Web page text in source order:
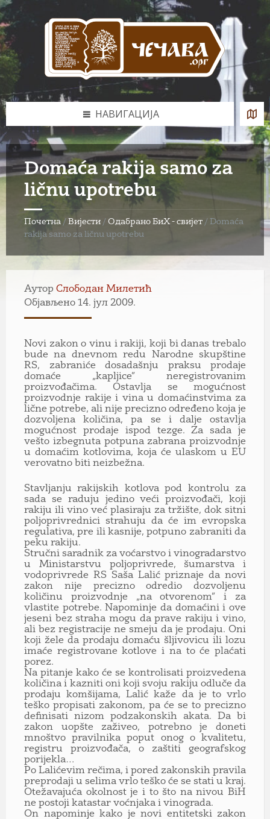
Skip
to
content
Skip
to
left
sidebar
Skip
to
footer
НАВИГАЦИЈА
Domaća rakija samo za
ličnu upotrebu
Почетна / Вијести / Одабрано БиХ - свијет / Domaća
rakija samo za ličnu upotrebu
Аутор Слободан Милетић
Објављено 14. јул 2009.
Novi zakon o vinu i rakiji, koji bi danas trebalo
bude na dnevnom redu Narodne skupštine
RS, zabraniće dosadašnju praksu prodaje
domaće „kapljice” neregistrovanim
proizvođačima. Ostavlja se mogućnost
proizvodnje rakije i vina u domaćinstvima za
lične potrebe, ali nije precizno određeno koja je
dozvoljena količina, pa se i dalje ostavlja
mogućnost prodaje ispod tezge. Za sada je
vešto izbegnuta potpuna zabrana proizvodnje
u domaćim kotlovima, koja će ulaskom u EU
verovatno biti neizbežna.
Stavljanju rakijskih kotlova pod kontrolu za
sada se raduju jedino veći proizvođači, koji
rakiju ili vino već plasiraju za tržište, dok sitni
poljoprivrednici strahuju da će im evropska
regulativa, pre ili kasnije, potpuno zabraniti da
peku rakiju.
Stručni saradnik za voćarstvo i vinogradarstvo
u Ministarstvu poljoprivrede, šumarstva i
vodoprivrede RS Saša Lalić priznaje da novi
zakon nije precizno odredio dozvoljenu
količinu proizvodnje „na otvorenom” i za
vlastite potrebe. Napominje da domaćini i ove
jeseni bez straha mogu da prave rakiju i vino,
ali bez registracije ne smeju da je prodaju. Oni
koji žele da prodaju domaću šljivovicu ili lozu
imaće registrovane kotlove i na to će plaćati
porez.
Na pitanje kako će se kontrolisati proizvedena
količina i kazniti oni koji svoju rakiju odluče da
prodaju komšijama, Lalić kaže da je to vrlo
teško propisati zakonom, pa će se to precizno
definisati nizom podzakonskih akata. Da bi
zakon uopšte zaživeo, potrebno je doneti
mnoštvo pravilnika poput onog o kvalitetu,
registru proizvođača, o zaštiti geografskog
porijekla…
Po Lalićevim rečima, i pored zakonskih pravila
preprodaji u selima vrlo teško će se stati u kraj.
Otežavajuća okolnost je i to što na nivou BiH
ne postoji katastar voćnjaka i vinograda.
On napominje kako je novi entitetski zakon